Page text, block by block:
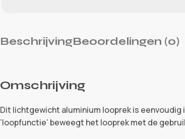
BeschrijvingBeoordelingen (0)
Omschrijving
Dit lichtgewicht aluminium looprek is
‘loopfunctie’ beweegt het looprek met de